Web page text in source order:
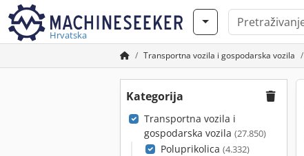
Hrvatska
Transportna vozila i gospodarska vozila
Kategorija
Transportna vozila i
gospodarska vozila (27.850)
Poluprikolica (4.332)